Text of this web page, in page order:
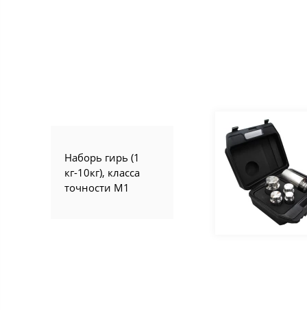
Наборь гирь (1
кг-10кг), класса
точности М1